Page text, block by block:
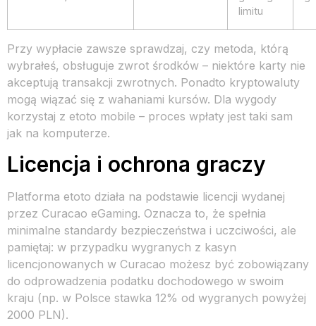
limitu
Przy wypłacie zawsze sprawdzaj, czy metoda, którą
wybrałeś, obsługuje zwrot środków – niektóre karty nie
akceptują transakcji zwrotnych. Ponadto kryptowaluty
mogą wiązać się z wahaniami kursów. Dla wygody
korzystaj z etoto mobile – proces wpłaty jest taki sam
jak na komputerze.
Licencja i ochrona graczy
Platforma etoto działa na podstawie licencji wydanej
przez Curacao eGaming. Oznacza to, że spełnia
minimalne standardy bezpieczeństwa i uczciwości, ale
pamiętaj: w przypadku wygranych z kasyn
licencjonowanych w Curacao możesz być zobowiązany
do odprowadzenia podatku dochodowego w swoim
kraju (np. w Polsce stawka 12% od wygranych powyżej
2000 PLN).